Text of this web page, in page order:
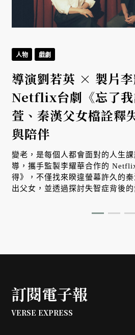
人物 戲劇
導演劉若英 × 製片
Netflix台劇《忘了我
萱、秦漢父女檔詮釋
與陪伴
變老，是每個人都會面對的人生
導，攜手監製李耀華合作的
得》，不僅找來睽違螢幕許久的
出父女，並透過探討失智症背後
訂閱電子報
VERSE EXPRESS